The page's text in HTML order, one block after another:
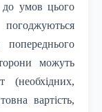
до умов цього
можуть
(необхідних,
вартість,